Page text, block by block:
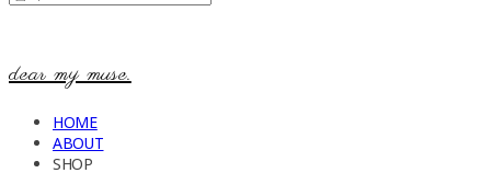
dear my muse.
HOME
ABOUT
SHOP